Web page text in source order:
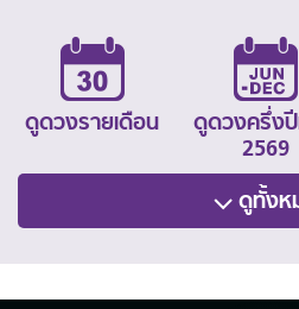
ดูดวงรายเดือน
ดูดวงครึ่ง
2569
ดูทั้งห